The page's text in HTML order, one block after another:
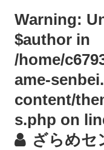
Warning:
$author in
/home/
ame-
content/
s.php on
ざらめセ